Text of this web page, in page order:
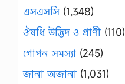
এসএসসি(1,348)
ঔষধি উদ্ভিদ ও প্রাণী (110)
গোপন সমস্যা (245)
জানা অজানা (1,031)